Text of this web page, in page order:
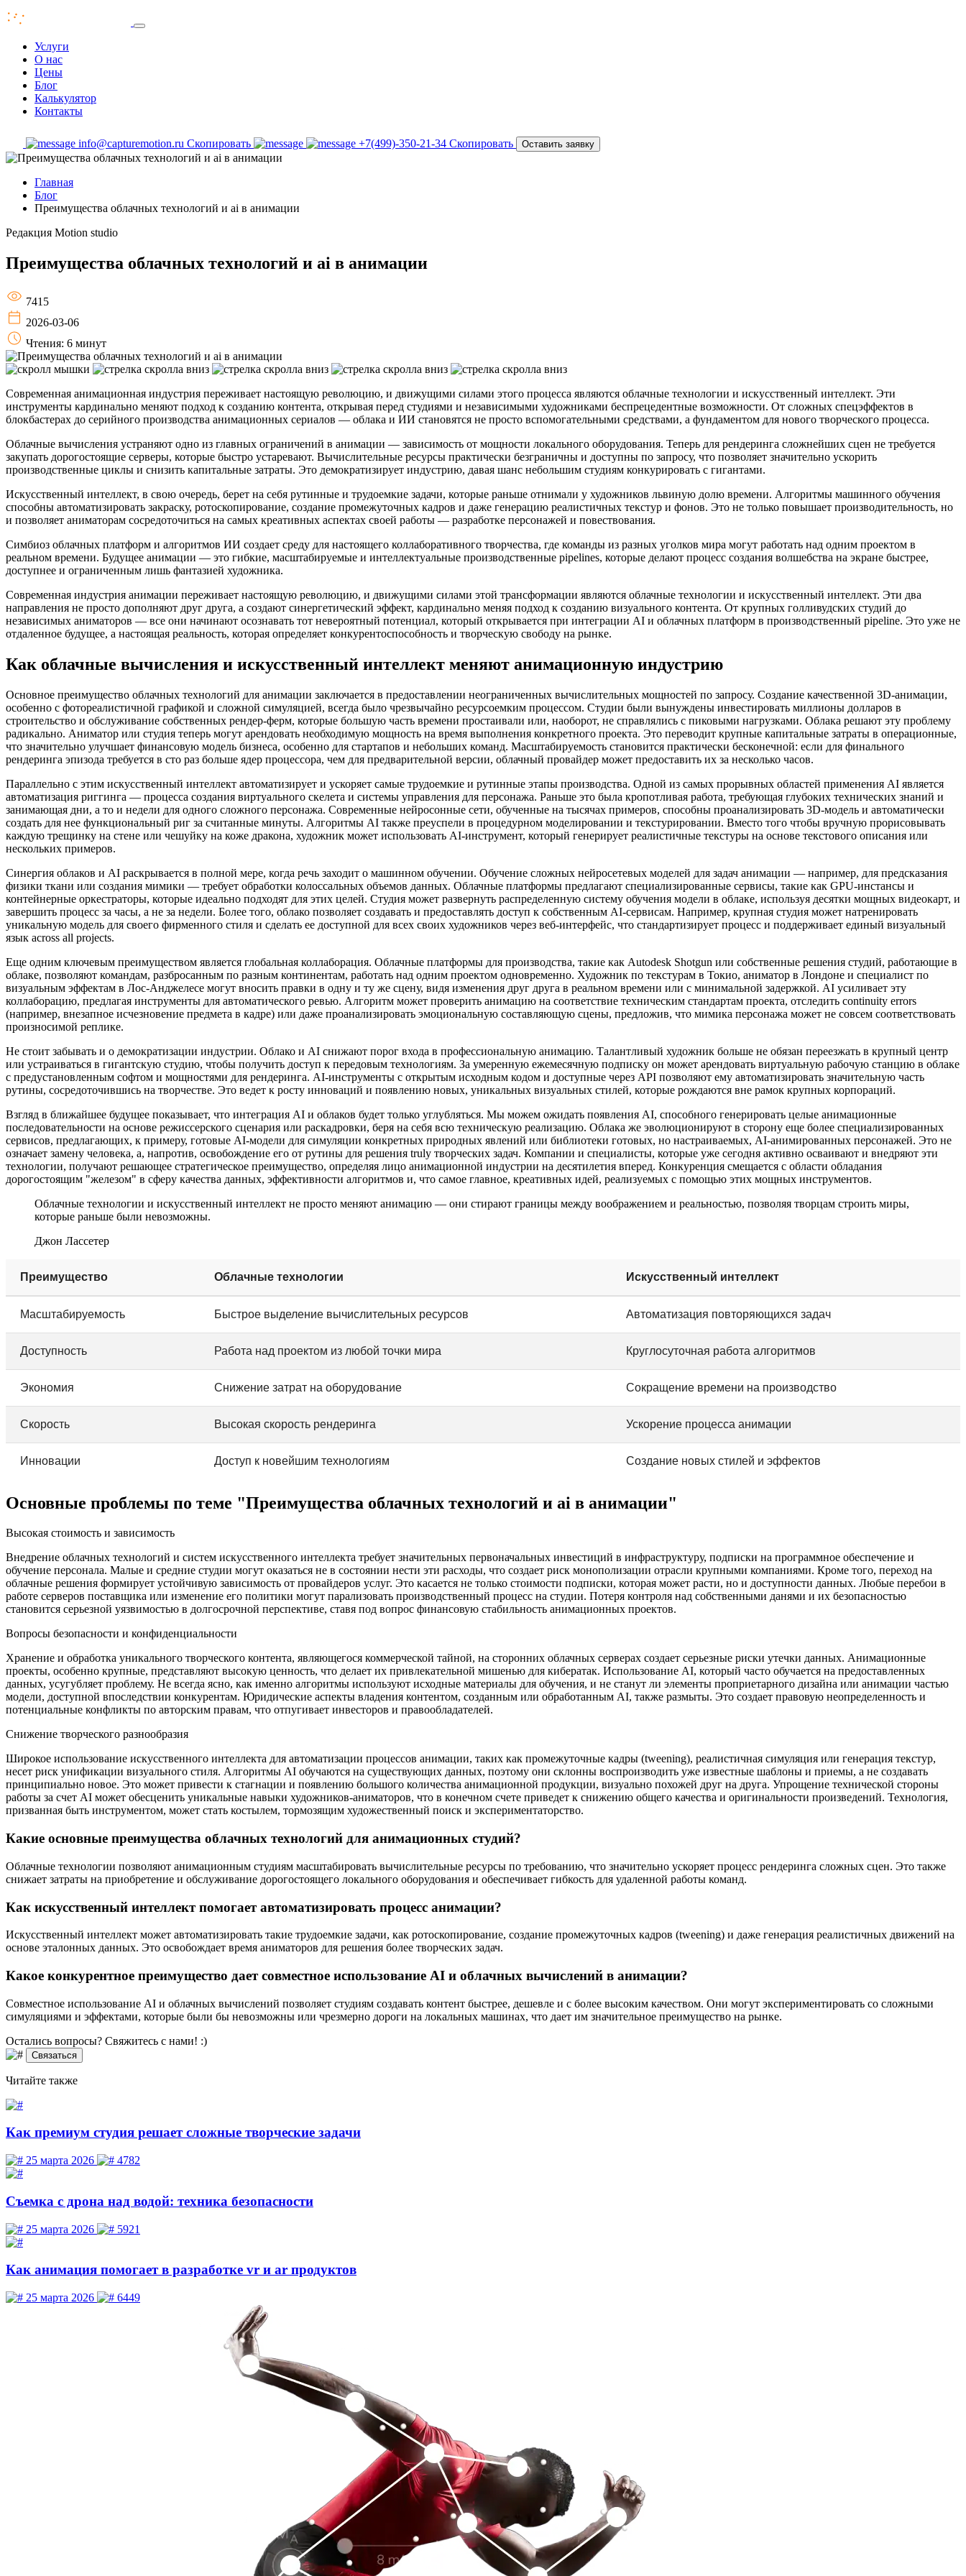
Услуги
О нас
Цены
Блог
Калькулятор
Контакты
info@capturemotion.ru Скопировать +7(499)-350-21-34 Скопировать Оставить заявку
Главная
Блог
Преимущества облачных технологий и ai в анимации
Редакция Motion studio
Преимущества облачных технологий и ai в анимации
7415
2026-03-06
Чтения: 6 минут
Современная анимационная индустрия переживает настоящую революцию, и движущими силами этого процесса являются облачные технологии и искусственный интеллект. Эти
инструменты кардинально меняют подход к созданию контента, открывая перед студиями и независимыми художниками беспрецедентные возможности. От сложных спецэффектов в
блокбастерах до серийного производства анимационных сериалов — облака и ИИ становятся не просто вспомогательными средствами, а фундаментом для нового творческого процесса.
Облачные вычисления устраняют одно из главных ограничений в анимации — зависимость от мощности локального оборудования. Теперь для рендеринга сложнейших сцен не требуется
закупать дорогостоящие серверы, которые быстро устаревают. Вычислительные ресурсы практически безграничны и доступны по запросу, что позволяет значительно ускорить
производственные циклы и снизить капитальные затраты. Это демократизирует индустрию, давая шанс небольшим студиям конкурировать с гигантами.
Искусственный интеллект, в свою очередь, берет на себя рутинные и трудоемкие задачи, которые раньше отнимали у художников львиную долю времени. Алгоритмы машинного обучения
способны автоматизировать закраску, ротоскопирование, создание промежуточных кадров и даже генерацию реалистичных текстур и фонов. Это не только повышает производительность, но
и позволяет аниматорам сосредоточиться на самых креативных аспектах своей работы — разработке персонажей и повествования.
Симбиоз облачных платформ и алгоритмов ИИ создает среду для настоящего коллаборативного творчества, где команды из разных уголков мира могут работать над одним проектом в
реальном времени. Будущее анимации — это гибкие, масштабируемые и интеллектуальные производственные pipelines, которые делают процесс создания волшебства на экране быстрее,
доступнее и ограниченным лишь фантазией художника.
Современная индустрия анимации переживает настоящую революцию, и движущими силами этой трансформации являются облачные технологии и искусственный интеллект. Эти два
направления не просто дополняют друг друга, а создают синергетический эффект, кардинально меняя подход к созданию визуального контента. От крупных голливудских студий до
независимых аниматоров — все они начинают осознавать тот невероятный потенциал, который открывается при интеграции AI и облачных платформ в производственный pipeline. Это уже не
отдаленное будущее, а настоящая реальность, которая определяет конкурентоспособность и творческую свободу на рынке.
Как облачные вычисления и искусственный интеллект меняют анимационную индустрию
Основное преимущество облачных технологий для анимации заключается в предоставлении неограниченных вычислительных мощностей по запросу. Создание качественной 3D-анимации,
особенно с фотореалистичной графикой и сложной симуляцией, всегда было чрезвычайно ресурсоемким процессом. Студии были вынуждены инвестировать миллионы долларов в
строительство и обслуживание собственных рендер-ферм, которые большую часть времени простаивали или, наоборот, не справлялись с пиковыми нагрузками. Облака решают эту проблему
радикально. Аниматор или студия теперь могут арендовать необходимую мощность на время выполнения конкретного проекта. Это переводит крупные капитальные затраты в операционные,
что значительно улучшает финансовую модель бизнеса, особенно для стартапов и небольших команд. Масштабируемость становится практически бесконечной: если для финального
рендеринга эпизода требуется в сто раз больше ядер процессора, чем для предварительной версии, облачный провайдер может предоставить их за несколько часов.
Параллельно с этим искусственный интеллект автоматизирует и ускоряет самые трудоемкие и рутинные этапы производства. Одной из самых прорывных областей применения AI является
автоматизация риггинга — процесса создания виртуального скелета и системы управления для персонажа. Раньше это была кропотливая работа, требующая глубоких технических знаний и
занимающая дни, а то и недели для одного сложного персонажа. Современные нейросонные сети, обученные на тысячах примеров, способны проанализировать 3D-модель и автоматически
создать для нее функциональный риг за считанные минуты. Алгоритмы AI также преуспели в процедурном моделировании и текстурировании. Вместо того чтобы вручную прорисовывать
каждую трещинку на стене или чешуйку на коже дракона, художник может использовать AI-инструмент, который генерирует реалистичные текстуры на основе текстового описания или
нескольких примеров.
Синергия облаков и AI раскрывается в полной мере, когда речь заходит о машинном обучении. Обучение сложных нейросетевых моделей для задач анимации — например, для предсказания
физики ткани или создания мимики — требует обработки колоссальных объемов данных. Облачные платформы предлагают специализированные сервисы, такие как GPU-инстансы и
контейнерные оркестраторы, которые идеально подходят для этих целей. Студия может развернуть распределенную систему обучения модели в облаке, используя десятки мощных видеокарт, и
завершить процесс за часы, а не за недели. Более того, облако позволяет создавать и предоставлять доступ к собственным AI-сервисам. Например, крупная студия может натренировать
уникальную модель для своего фирменного стиля и сделать ее доступной для всех своих художников через веб-интерфейс, что стандартизирует процесс и поддерживает единый визуальный
язык across all projects.
Еще одним ключевым преимуществом является глобальная коллаборация. Облачные платформы для производства, такие как Autodesk Shotgun или собственные решения студий, работающие в
облаке, позволяют командам, разбросанным по разным континентам, работать над одним проектом одновременно. Художник по текстурам в Токио, аниматор в Лондоне и специалист по
визуальным эффектам в Лос-Анджелесе могут вносить правки в одну и ту же сцену, видя изменения друг друга в реальном времени или с минимальной задержкой. AI усиливает эту
коллаборацию, предлагая инструменты для автоматического ревью. Алгоритм может проверить анимацию на соответствие техническим стандартам проекта, отследить continuity errors
(например, внезапное исчезновение предмета в кадре) или даже проанализировать эмоциональную составляющую сцены, предложив, что мимика персонажа может не совсем соответствовать
произносимой реплике.
Не стоит забывать и о демократизации индустрии. Облако и AI снижают порог входа в профессиональную анимацию. Талантливый художник больше не обязан переезжать в крупный центр
или устраиваться в гигантскую студию, чтобы получить доступ к передовым технологиям. За умеренную ежемесячную подписку он может арендовать виртуальную рабочую станцию в облаке
с предустановленным софтом и мощностями для рендеринга. AI-инструменты с открытым исходным кодом и доступные через API позволяют ему автоматизировать значительную часть
рутины, сосредоточившись на творчестве. Это ведет к росту инноваций и появлению новых, уникальных визуальных стилей, которые рождаются вне рамок крупных корпораций.
Взгляд в ближайшее будущее показывает, что интеграция AI и облаков будет только углубляться. Мы можем ожидать появления AI, способного генерировать целые анимационные
последовательности на основе режиссерского сценария или раскадровки, беря на себя всю техническую реализацию. Облака же эволюционируют в сторону еще более специализированных
сервисов, предлагающих, к примеру, готовые AI-модели для симуляции конкретных природных явлений или библиотеки готовых, но настраиваемых, AI-анимированных персонажей. Это не
означает замену человека, а, напротив, освобождение его от рутины для решения truly творческих задач. Компании и специалисты, которые уже сегодня активно осваивают и внедряют эти
технологии, получают решающее стратегическое преимущество, определяя лицо анимационной индустрии на десятилетия вперед. Конкуренция смещается с области обладания
дорогостоящим "железом" в сферу качества данных, эффективности алгоритмов и, что самое главное, креативных идей, реализуемых с помощью этих мощных инструментов.
Облачные технологии и искусственный интеллект не просто меняют анимацию — они стирают границы между воображением и реальностью, позволяя творцам строить миры,
которые раньше были невозможны.
Джон Лассетер
Преимущество Облачные технологии Искусственный интеллект
Масштабируемость Быстрое выделение вычислительных ресурсов Автоматизация повторяющихся задач
Доступность Работа над проектом из любой точки мира Круглосуточная работа алгоритмов
Экономия Снижение затрат на оборудование Сокращение времени на производство
Скорость Высокая скорость рендеринга Ускорение процесса анимации
Инновации Доступ к новейшим технологиям Создание новых стилей и эффектов
Основные проблемы по теме "Преимущества облачных технологий и ai в анимации"
Высокая стоимость и зависимость
Внедрение облачных технологий и систем искусственного интеллекта требует значительных первоначальных инвестиций в инфраструктуру, подписки на программное обеспечение и
обучение персонала. Малые и средние студии могут оказаться не в состоянии нести эти расходы, что создает риск монополизации отрасли крупными компаниями. Кроме того, переход на
облачные решения формирует устойчивую зависимость от провайдеров услуг. Это касается не только стоимости подписки, которая может расти, но и доступности данных. Любые перебои в
работе серверов поставщика или изменение его политики могут парализовать производственный процесс на студии. Потеря контроля над собственными данями и их безопасностью
становится серьезной уязвимостью в долгосрочной перспективе, ставя под вопрос финансовую стабильность анимационных проектов.
Вопросы безопасности и конфиденциальности
Хранение и обработка уникального творческого контента, являющегося коммерческой тайной, на сторонних облачных серверах создает серьезные риски утечки данных. Анимационные
проекты, особенно крупные, представляют высокую ценность, что делает их привлекательной мишенью для кибератак. Использование AI, который часто обучается на предоставленных
данных, усугубляет проблему. Не всегда ясно, как именно алгоритмы используют исходные материалы для обучения, и не станут ли элементы проприетарного дизайна или анимации частью
модели, доступной впоследствии конкурентам. Юридические аспекты владения контентом, созданным или обработанным AI, также размыты. Это создает правовую неопределенность и
потенциальные конфликты по авторским правам, что отпугивает инвесторов и правообладателей.
Снижение творческого разнообразия
Широкое использование искусственного интеллекта для автоматизации процессов анимации, таких как промежуточные кадры (tweening), реалистичная симуляция или генерация текстур,
несет риск унификации визуального стиля. Алгоритмы AI обучаются на существующих данных, поэтому они склонны воспроизводить уже известные шаблоны и приемы, а не создавать
принципиально новое. Это может привести к стагнации и появлению большого количества анимационной продукции, визуально похожей друг на друга. Упрощение технической стороны
работы за счет AI может обесценить уникальные навыки художников-аниматоров, что в конечном счете приведет к снижению общего качества и оригинальности произведений. Технология,
призванная быть инструментом, может стать костылем, тормозящим художественный поиск и экспериментаторство.
Какие основные преимущества облачных технологий для анимационных студий?
Облачные технологии позволяют анимационным студиям масштабировать вычислительные ресурсы по требованию, что значительно ускоряет процесс рендеринга сложных сцен. Это также
снижает затраты на приобретение и обслуживание дорогостоящего локального оборудования и обеспечивает гибкость для удаленной работы команд.
Как искусственный интеллект помогает автоматизировать процесс анимации?
Искусственный интеллект может автоматизировать такие трудоемкие задачи, как ротоскопирование, создание промежуточных кадров (tweening) и даже генерация реалистичных движений на
основе эталонных данных. Это освобождает время аниматоров для решения более творческих задач.
Какое конкурентное преимущество дает совместное использование AI и облачных вычислений в анимации?
Совместное использование AI и облачных вычислений позволяет студиям создавать контент быстрее, дешевле и с более высоким качеством. Они могут экспериментировать со сложными
симуляциями и эффектами, которые были бы невозможны или чрезмерно дороги на локальных машинах, что дает им значительное преимущество на рынке.
Остались вопросы? Свяжитесь с нами! :)
Связаться
Читайте также
Как премиум студия решает сложные творческие задачи
25 марта 2026 4782
Съемка с дрона над водой: техника безопасности
25 марта 2026 5921
Как анимация помогает в разработке vr и ar продуктов
25 марта 2026 6449